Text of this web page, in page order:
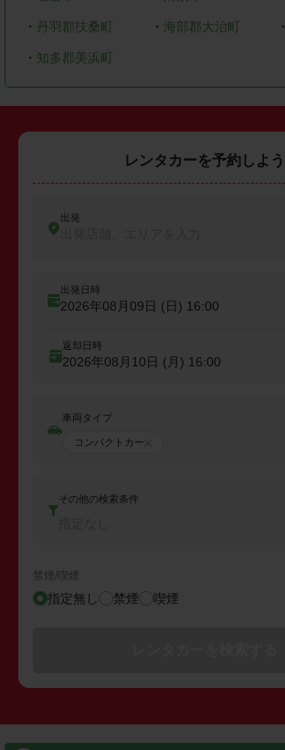
・ 丹羽郡扶桑町 ・ 海部郡大治町 ・
・ 知多郡美浜町
レンタカーを予約しよう
出発
出発日時
2026年08月09日 (日) 16:00
返却日時
2026年08月10日 (月) 16:00
車両タイプ
コンパクトカー
その他の検索条件
禁煙/喫煙
指定無し 禁煙 喫煙